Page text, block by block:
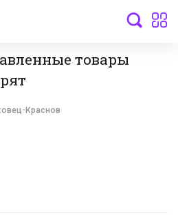
товары
Краснов